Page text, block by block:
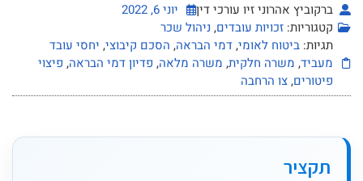
ברקוביץ אהרוני זיו עורכי דין
יוני 6, 2022
קטגוריות: זכויות עובדים,ניהול שכר
תגיות: ביטוח לאומי,דמי הבראה, הסכם קיבוצי, יחסי עובד
מעביד, משרה חלקית, משרה מלאה, פדיון דמי הבראה, פיצוי
פיטורים,צו הרחבה
תקציר